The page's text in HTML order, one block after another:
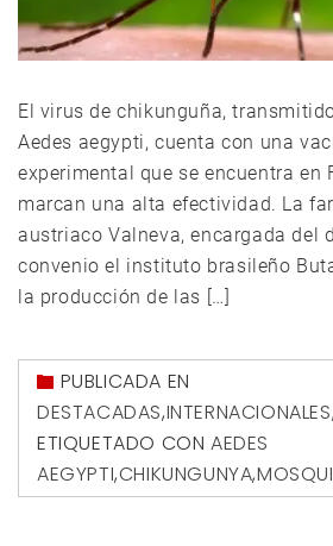
El virus de chikunguña,
Aedes aegypti, cuenta con una
experimental que se encuentra en
marcan una alta efectividad. La
austriaco Valneva, encargada del
convenio el instituto brasileño
la producción de las […]
PUBLICADA EN
DESTACADAS,INTERNACIONALES,
ETIQUETADO CON AEDES
AEGYPTI,CHIKUNGUNYA,